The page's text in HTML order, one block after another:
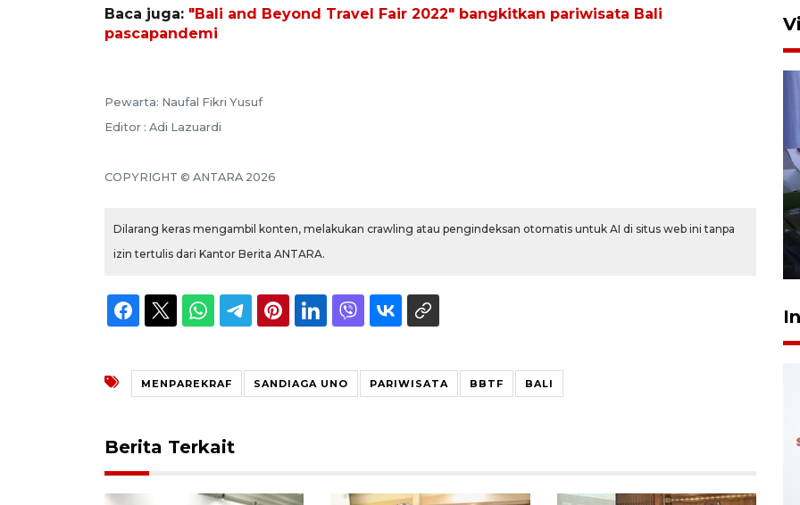
Baca juga: "Bali and Beyond Travel Fair 2022" bangkitkan pariwisata Bali
pascapandemi
Pewarta: Naufal Fikri Yusuf
Editor : Adi Lazuardi
COPYRIGHT © ANTARA 2026
Dilarang keras mengambil konten, melakukan crawling atau pengindeksan otomatis untuk AI di situs web ini tanpa
izin tertulis dari Kantor Berita ANTARA.
MENPAREKRAF SANDIAGA UNO PARIWISATA BBTF BALI
Berita Terkait
Tabanan